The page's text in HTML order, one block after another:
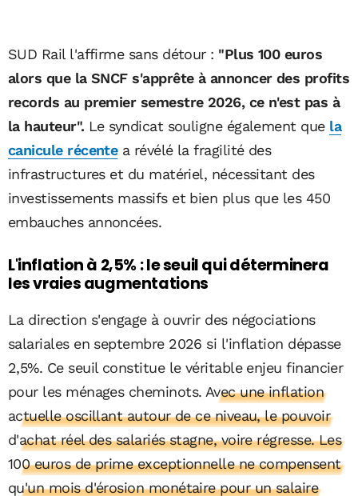
SUD Rail l'affirme sans détour : "Plus 100 euros
alors que la SNCF s'apprête à annoncer des profits
records au premier semestre 2026, ce n'est pas à
la hauteur". Le syndicat souligne également que la
canicule récentea révélé la fragilité des
infrastructures et du matériel, nécessitant des
investissements massifs et bien plus que les 450
embauches annoncées.
L'inflation à 2,5% : le seuil qui déterminera
les vraies augmentations
La direction s'engage à ouvrir des négociations
salariales en septembre 2026 si l'inflation dépasse
2,5%. Ce seuil constitue le véritable enjeu financier
pour les ménages cheminots. Avec une inflation
actuelle oscillant autour de ce niveau, le pouvoir
d'achat réel des salariés stagne, voire régresse. Les
100 euros de prime exceptionnelle ne compensent
qu'un mois d'érosion monétaire pour un salaire